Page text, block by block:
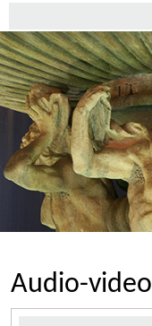
Audio-video